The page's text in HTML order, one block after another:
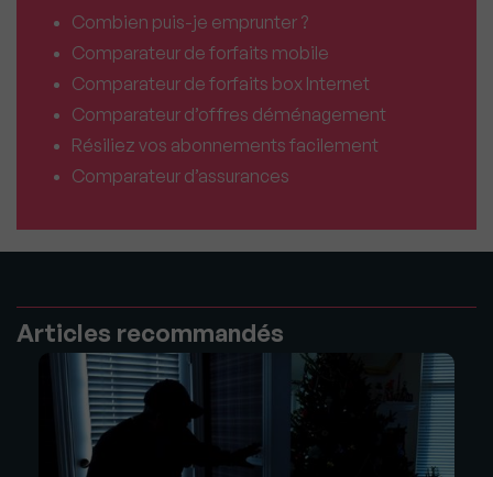
Combien puis-je emprunter ?
Comparateur de forfaits mobile
Comparateur de forfaits box Internet
Comparateur d’offres déménagement
Résiliez vos abonnements facilement
Comparateur d’assurances
Articles recommandés